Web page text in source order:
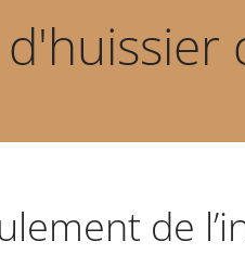
de